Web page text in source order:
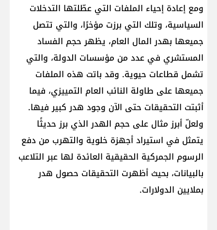
ومع إعادة إحياء الملفات التي عطّلتها التدخلات
السياسية، وتلك التي برزت مؤخرًا، والتي تتصل
جميعها بهدر المال العام، يظهر حجم الفساد
المستشري في عدد من مؤسسات الدولة، والتي
تشمل قطاعات حيوية. وقد باتت هذه الملفات
جميعها على طاولة النائب العام التمييزي، فيما
أثبتت التحقيقات حتى الآن وجود هدر كبير فيها.
ولعلّ أبرز مثال على حجم الهدر الذي برز حديثًا
يتمثل في استيراد أجهزة خلوية والتهرب من دفع
الرسوم الجمركية الحقيقية العائدة لها عبر التلاعب
بالبيانات، بحيث أظهرت التحقيقات حصول هدر
بملايين الدولارات.